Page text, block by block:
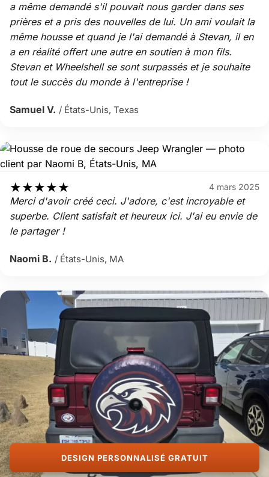
a même demandé s'il pouvait nous garder dans ses
prières et a pris des nouvelles de lui. Un ami voulait la
même housse et quand je l'ai demandé à Stevan, il en
a en réalité offert une autre en soutien à mon fils.
Stevan et Wheelshell se sont surpassés et je souhaite
tout le succès du monde à l'entreprise !
Samuel V. / États-Unis, Texas
★★★★★ 4 mars 2025
Merci d'avoir créé ceci. J'adore, c'est incroyable et
superbe. Client satisfait et heureux ici. J'ai eu envie de
le partager !
Naomi B. / États-Unis, MA
DESIGN PERSONNALISÉ GRATUIT